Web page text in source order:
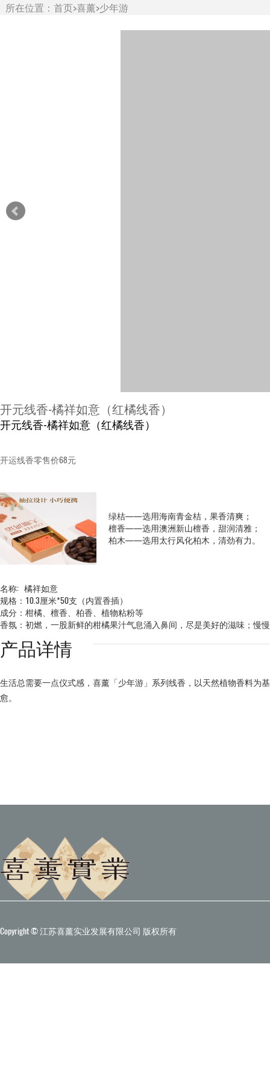
所在位置： 首页>喜薰>少年游
开元线香-橘祥如意（红橘线香）
开元线香-橘祥如意（红橘线香）
开运线香零售价68元
绿桔——选用海南青金桔，果香清爽；
檀香——选用澳洲新山檀香，甜润清雅；
柏木——选用太行风化柏木，清劲有力。
名称: 橘祥如意
规格：10.3厘米*50支（内置香插）
成分：柑橘、檀香、柏香、植物粘粉等
香氛：初燃，一股新鲜的柑橘果汁气息涌入鼻间，尽是美好的滋味；慢
产品详情
生活总需要一点仪式感，喜薰「少年游」系列线香，以天然植物香料为
愈。
Copyright © 江苏喜薰实业发展有限公司 版权所有